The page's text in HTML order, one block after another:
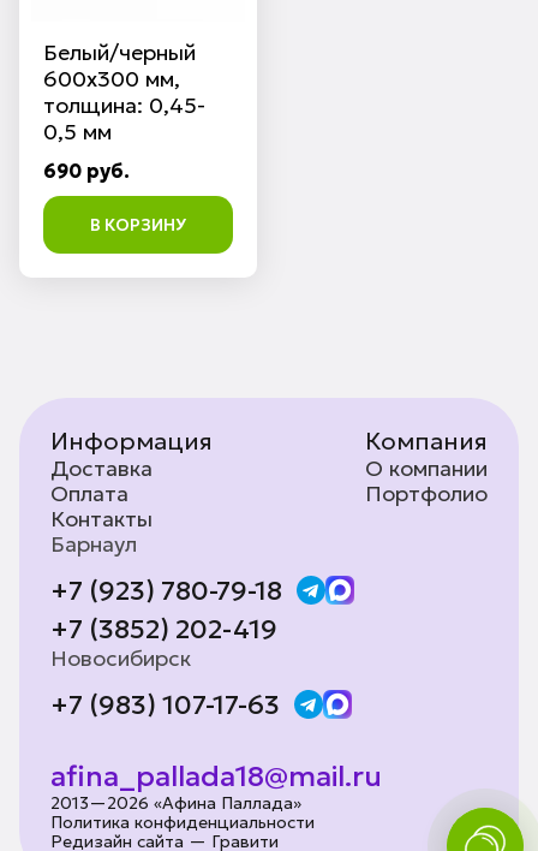
Белый/черный
600х300 мм,
толщина: 0,45-
0,5 мм
690 руб.
В КОРЗИНУ
Информация
Доставка
Оплата
Контакты
Компания
О компании
Портфолио
Барнаул
+7 (923) 780-79-18
+7 (3852) 202-419
Новосибирск
+7 (983) 107-17-63
afina_pallada18@mail.ru
2013—2026 «Афина Паллада»
Политика конфиденциальности
Редизайн сайта — Гравити